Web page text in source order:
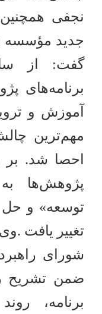
نجفی
جدید مؤسسه
گفت: از
برنامه‌های
آموزش و
مهم‌ترین
احصا شد.
پژوهش‌ها
توسعه» و حل
تغییر یافت .
شورای
ضمن تشریح
برنامه،